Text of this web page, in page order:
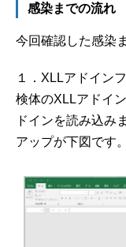
感染までの流れ
今回確認した感染
１．XLLアドイン
検体のXLLアドイ
ドインを読み込み
アップが下図です。